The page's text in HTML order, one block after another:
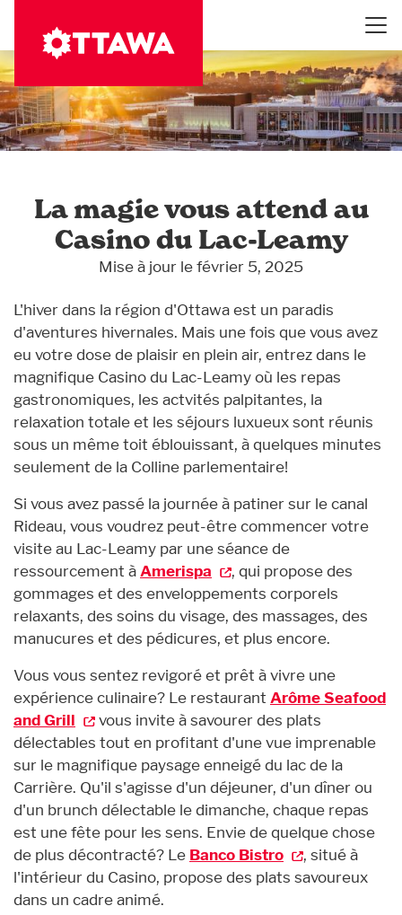
contenu
principal
La magie vous attend au
Casino du Lac-Leamy
Mise à jour le février 5, 2025
L'hiver dans la région d'Ottawa est un paradis
d'aventures hivernales. Mais une fois que vous avez
eu votre dose de plaisir en plein air, entrez dans le
magnifique Casino du Lac-Leamy où les repas
gastronomiques, les actvités palpitantes, la
relaxation totale et les séjours luxueux sont réunis
sous un même toit éblouissant, à quelques minutes
seulement de la Colline parlementaire!
Si vous avez passé la journée à patiner sur le canal
Rideau, vous voudrez peut-être commencer votre
visite au Lac-Leamy par une séance de
ressourcement à Amerispa
, qui propose des
gommages et des enveloppements corporels
relaxants, des soins du visage, des massages, des
manucures et des pédicures, et plus encore.
Vous vous sentez revigoré et prêt à vivre une
expérience culinaire? Le restaurant Arôme Seafood
and Grill
vous invite à savourer des plats
délectables tout en profitant d'une vue imprenable
sur le magnifique paysage enneigé du lac de la
Carrière. Qu'il s'agisse d'un déjeuner, d'un dîner ou
d'un brunch délectable le dimanche, chaque repas
est une fête pour les sens. Envie de quelque chose
de plus décontracté? Le Banco Bistro
, situé à
l'intérieur du Casino, propose des plats savoureux
dans un cadre animé.